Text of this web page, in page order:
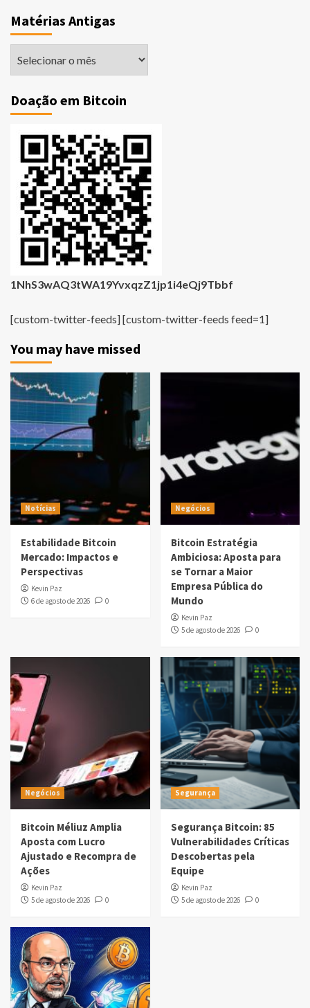
Matérias Antigas
Doação em Bitcoin
1NhS3wAQ3tWA19YvxqzZ1jp1i4eQj9Tbbf
[custom-twitter-feeds] [custom-twitter-feeds feed=1]
You may have missed
Notícias
Estabilidade Bitcoin
Mercado: Impactos e
Perspectivas
Kevin Paz
6 de agosto de 2026
0
Negócios
Bitcoin Estratégia
Ambiciosa: Aposta para
se Tornar a Maior
Empresa Pública do
Mundo
Kevin Paz
5 de agosto de 2026
0
Negócios
Bitcoin Méliuz Amplia
Aposta com Lucro
Ajustado e Recompra de
Ações
Kevin Paz
5 de agosto de 2026
0
Segurança
Segurança Bitcoin: 85
Vulnerabilidades Críticas
Descobertas pela
Equipe
Kevin Paz
5 de agosto de 2026
0